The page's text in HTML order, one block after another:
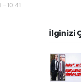
10:41
İlginizi